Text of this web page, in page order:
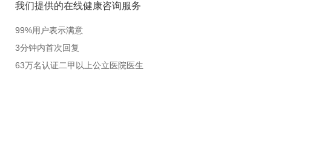
我们提供的在线健康咨询服务
99%用户表示满意
3分钟内首次回复
63万名认证二甲以上公立医院医生